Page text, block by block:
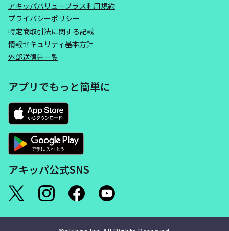
アキッパバリュープラス利用規約
プライバシーポリシー
特定商取引法に関する記載
情報セキュリティ基本方針
外部送信先一覧
アプリでもっと簡単に
アキッパ公式SNS